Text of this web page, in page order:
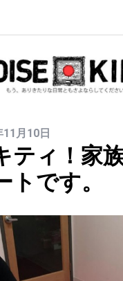
月10日
ティ！家
です。